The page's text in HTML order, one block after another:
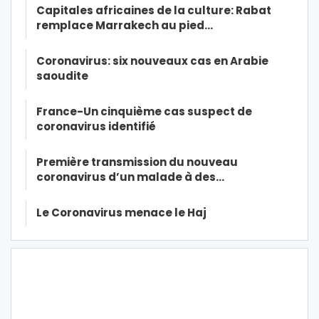
Capitales africaines de la culture: Rabat
remplace Marrakech au pied…
Coronavirus: six nouveaux cas en Arabie
saoudite
France-Un cinquième cas suspect de
coronavirus identifié
Première transmission du nouveau
coronavirus d’un malade à des…
Le Coronavirus menace le Haj